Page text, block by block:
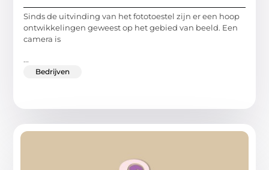
Sinds de uitvinding van het fototoestel zijn er een hoop
ontwikkelingen geweest op het gebied van beeld. Een
camera is
...
Bedrijven